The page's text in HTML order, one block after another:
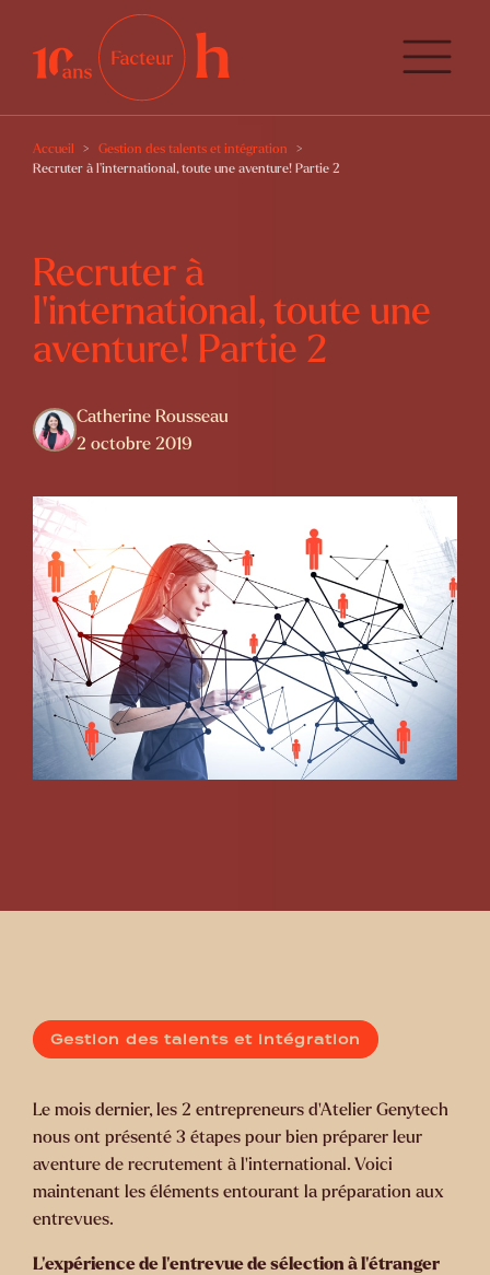
Accueil
Gestion des talents et intégration
Recruter à l’international, toute une aventure! Partie 2
Recruter à
l’international, toute une
aventure! Partie 2
Catherine Rousseau
2 octobre 2019
Gestion des talents et intégration
Le mois dernier, les 2 entrepreneurs d’Atelier Genytech
nous ont présenté 3 étapes pour bien préparer leur
aventure de recrutement à l’international. Voici
maintenant les éléments entourant la préparation aux
entrevues.
L’expérience de l’entrevue de sélection à l’étranger